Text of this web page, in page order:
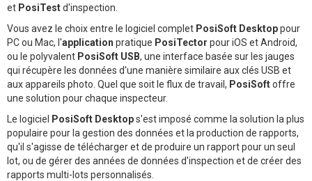
et PosiTestd'inspection.
Vous avez le choix entre le logiciel complet PosiSoft Desktoppour
PC ou Mac, l'application pratique PosiTector pour iOS et Android,
ou le polyvalent PosiSoft USB, une interface basée sur les jauges
qui récupère les données d'une manière similaire aux clés USB et
aux appareils photo. Quel que soit le flux de travail, PosiSoftoffre
une solution pour chaque inspecteur.
Le logiciel PosiSoft Desktops'est imposé comme la solution la plus
populaire pour la gestion des données et la production de rapports,
qu'il s'agisse de télécharger et de produire un rapport pour un seul
lot, ou de gérer des années de données d'inspection et de créer des
rapports multi-lots personnalisés.